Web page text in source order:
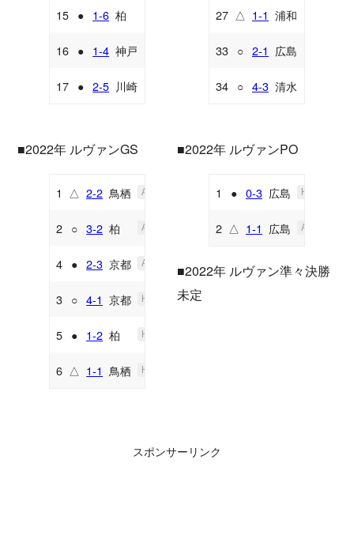
15 ● 1-6 柏
16 ● 1-4 神戸
17 ● 2-5 川崎
27 △ 1-1 浦和
33 ○ 2-1 広島
34 ○ 4-3 清水
■2022年 ルヴァンGS
1 △ 2-2 鳥栖 A
2 ○ 3-2 柏 A
4 ● 2-3 京都 A
3 ○ 4-1 京都 H
5 ● 1-2 柏 H
6 △ 1-1 鳥栖 H
■2022年 ルヴァンPO
1 ● 0-3 広島 H
2 △ 1-1 広島 A
■2022年 ルヴァン準々決勝
未定
スポンサーリンク